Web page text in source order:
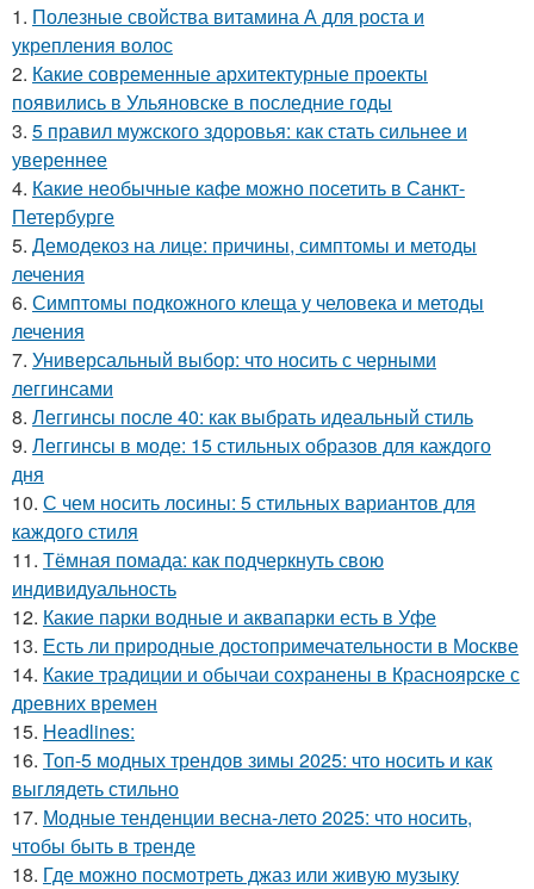
1. Полезные свойства витамина А для роста и
укрепления волос
2. Какие современные архитектурные проекты
появились в Ульяновске в последние годы
3. 5 правил мужского здоровья: как стать сильнее и
увереннее
4. Какие необычные кафе можно посетить в Санкт-
Петербурге
5. Демодекоз на лице: причины, симптомы и методы
лечения
6. Симптомы подкожного клеща у человека и методы
лечения
7. Универсальный выбор: что носить с черными
леггинсами
8. Леггинсы после 40: как выбрать идеальный стиль
9. Леггинсы в моде: 15 стильных образов для каждого
дня
10. С чем носить лосины: 5 стильных вариантов для
каждого стиля
11. Тёмная помада: как подчеркнуть свою
индивидуальность
12. Какие парки водные и аквапарки есть в Уфе
13. Есть ли природные достопримечательности в Москве
14. Какие традиции и обычаи сохранены в Красноярске с
древних времен
15. Headlines:
16. Топ-5 модных трендов зимы 2025: что носить и как
выглядеть стильно
17. Модные тенденции весна-лето 2025: что носить,
чтобы быть в тренде
18. Где можно посмотреть джаз или живую музыку